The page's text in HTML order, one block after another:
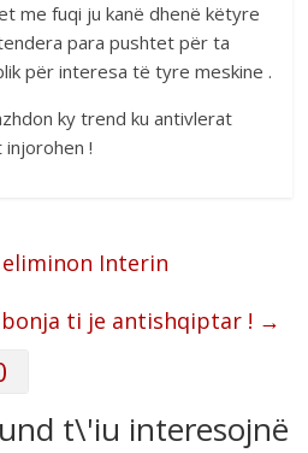
me fuqi ju kanë dhenë këtyre
para pushtet për ta
për interesa të tyre meskine .
ky trend ku antivlerat
!
Interin
ti je antishqiptar ! →
t\'iu interesojnë